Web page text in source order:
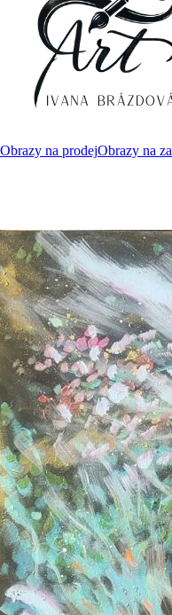
Obrazy na prodejObrazy na